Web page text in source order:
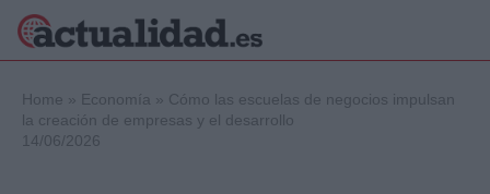
Home » Economía » Cómo las escuelas de negocios impulsan
la creación de empresas y el desarrollo
14/06/2026